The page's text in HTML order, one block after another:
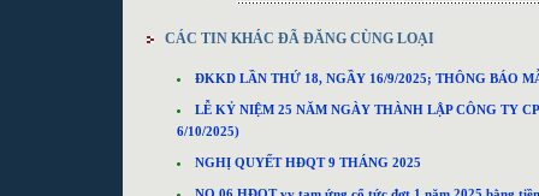
CÁC TIN KHÁC ĐÃ ĐĂNG CÙNG LOẠI
ĐKKD LẦN THỨ 18, NGẦY 16/9/2025; THÔNG BÁO
LỄ KỶ NIỆM 25 NĂM NGÀY THÀNH LẬP CÔNG TY
6/10/2025)
NGHỊ QUYẾT HĐQT 9 THÁNG 2025